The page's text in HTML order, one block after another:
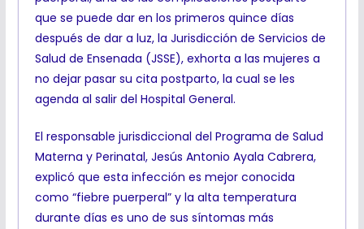
que se puede dar en los primeros quince días
después de dar a luz, la Jurisdicción de Servicios de
Salud de Ensenada (JSSE), exhorta a las mujeres a
no dejar pasar su cita postparto, la cual se les
agenda al salir del Hospital General.
El responsable jurisdiccional del Programa de Salud
Materna y Perinatal, Jesús Antonio Ayala Cabrera,
explicó que esta infección es mejor conocida
como “fiebre puerperal” y la alta temperatura
durante días es uno de sus síntomas más